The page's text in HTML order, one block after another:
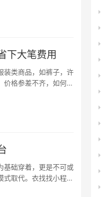
下大笔费用
装类商品，如裤子，许
格参差不齐，如何找
基础穿着，更是不可或
取代。衣找找小程序